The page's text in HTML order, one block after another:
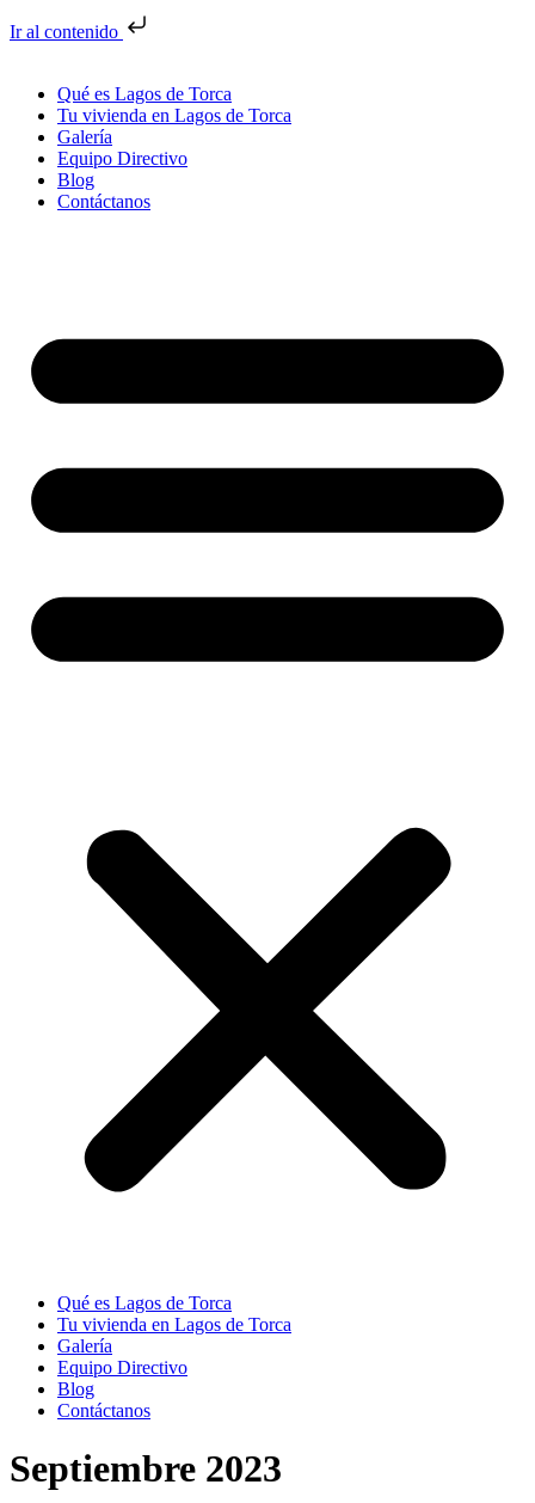
Ir al contenido
Qué es Lagos de Torca
Tu vivienda en Lagos de Torca
Galería
Equipo Directivo
Blog
Contáctanos
Qué es Lagos de Torca
Tu vivienda en Lagos de Torca
Galería
Equipo Directivo
Blog
Contáctanos
Septiembre 2023